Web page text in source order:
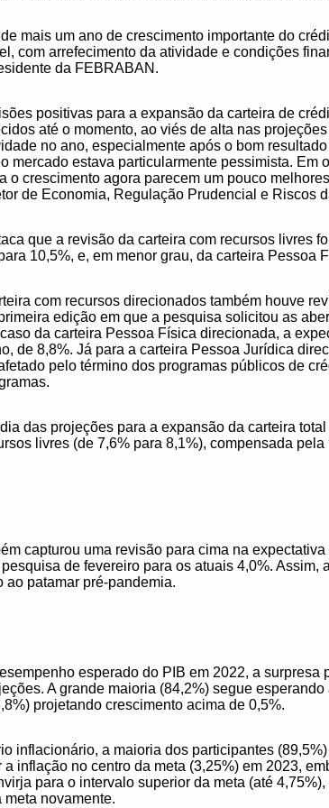
mais um ano de crescimento importante do
com arrefecimento da atividade e condições
da FEBRABAN.
positivas para a expansão da carteira de
até o momento, ao viés de alta nas
no ano, especialmente após o bom
mercado estava particularmente pessimista. Em
o crescimento agora parecem um pouco
de Economia, Regulação Prudencial e Riscos
que a revisão da carteira com recursos livres
10,5%, e, em menor grau, da carteira Pessoa
com recursos direcionados também houve
edição em que a pesquisa solicitou as
da carteira Pessoa Física direcionada, a
de 8,8%. Já para a carteira Pessoa Jurídica
pelo término dos programas públicos de
das projeções para a expansão da carteira
livres (de 7,6% para 8,1%), compensada
capturou uma revisão para cima na
de fevereiro para os atuais 4,0%.
ao patamar pré-pandemia.
esperado do PIB em 2022, a
A grande maioria (84,2%) segue
projetando crescimento acima de 0,5%.
inflacionário, a maioria dos participantes
inflação no centro da meta (3,25%) em 2023,
para o intervalo superior da meta (até
meta novamente.